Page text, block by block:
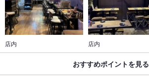
店内 店内
おすすめポイントを見る